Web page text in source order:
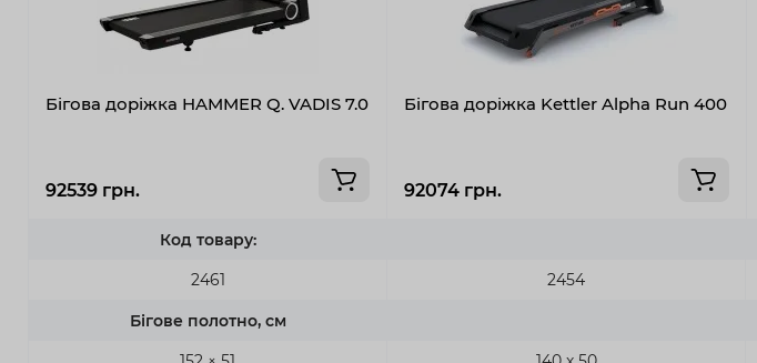
Бігова доріжка HAMMER Q. VADIS 7.0
92539 грн.
Код товару:
2461
Бігове полотно, см
Бігова доріжка Kettler Alpha Run 400
92074 грн.
2454